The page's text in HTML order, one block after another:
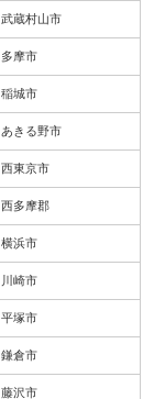
武蔵村山市
多摩市
稲城市
あきる野市
西東京市
西多摩郡
横浜市
川崎市
平塚市
鎌倉市
藤沢市